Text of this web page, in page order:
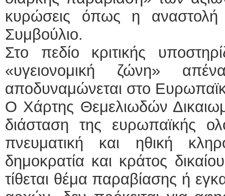
κυρώσεις όπως η
Συμβούλιο.
Στο πεδίο κριτικής
«υγειονομική ζώνη»
αποδυναμώνεται στο
Ο Χάρτης Θεμελιωδών
διάσταση της ευρωπαϊκής
πνευματική και ηθική
δημοκρατία και κράτος
τίθεται θέμα παραβίασης ή